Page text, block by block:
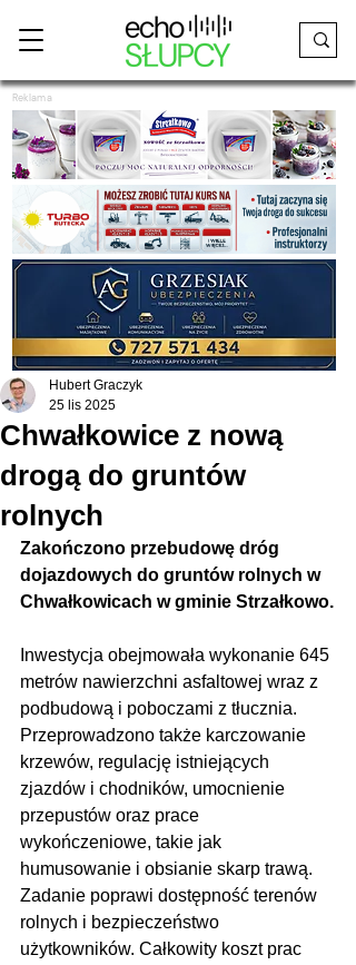
Reklama
Chwałkowice z nową
drogą do gruntów
rolnych
Hubert Graczyk
25 lis 2025
Zakończono przebudowę dróg
dojazdowych do gruntów rolnych w
Chwałkowicach w gminie Strzałkowo.
Inwestycja obejmowała wykonanie 645
metrów nawierzchni asfaltowej wraz z
podbudową i poboczami z tłucznia.
Przeprowadzono także karczowanie
krzewów, regulację istniejących
zjazdów i chodników, umocnienie
przepustów oraz prace
wykończeniowe, takie jak
humusowanie i obsianie skarp trawą.
Zadanie poprawi dostępność terenów
rolnych i bezpieczeństwo
użytkowników. Całkowity koszt prac